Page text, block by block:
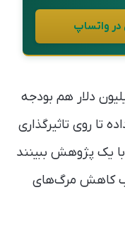
اینکه حالا دولت آمریکا ۵ میلیون دلار هم بودجه
تا روی تاثیرگذاری
یک پژوهش ببینند
کاهش مرگ‌های